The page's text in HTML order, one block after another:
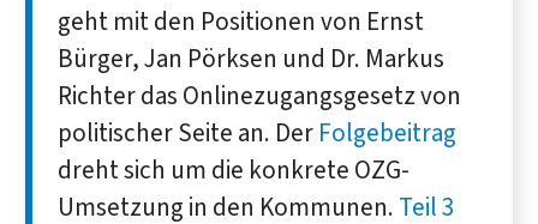
geht mit den Positionen von Ernst
Bürger, Jan Pörksen und Dr. Markus
Richter das Onlinezugangsgesetz von
politischer Seite an. Der Folgebeitrag
dreht sich um die konkrete OZG-
Umsetzung in den Kommunen. Teil 3